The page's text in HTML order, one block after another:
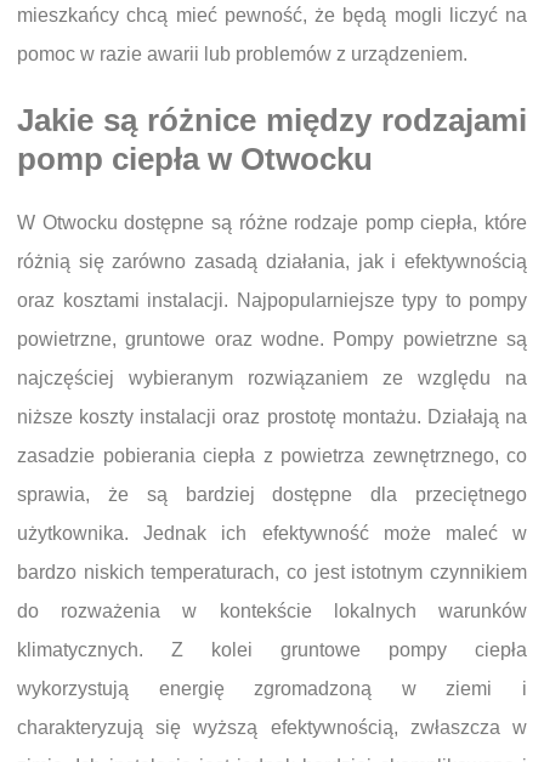
mieszkańcy chcą mieć pewność, że będą mogli liczyć na
pomoc w razie awarii lub problemów z urządzeniem.
Jakie są różnice między rodzajami
pomp ciepła w Otwocku
W Otwocku dostępne są różne rodzaje pomp ciepła, które
różnią się zarówno zasadą działania, jak i efektywnością
oraz kosztami instalacji. Najpopularniejsze typy to pompy
powietrzne, gruntowe oraz wodne. Pompy powietrzne są
najczęściej wybieranym rozwiązaniem ze względu na
niższe koszty instalacji oraz prostotę montażu. Działają na
zasadzie pobierania ciepła z powietrza zewnętrznego, co
sprawia, że są bardziej dostępne dla przeciętnego
użytkownika. Jednak ich efektywność może maleć w
bardzo niskich temperaturach, co jest istotnym czynnikiem
do rozważenia w kontekście lokalnych warunków
klimatycznych. Z kolei gruntowe pompy ciepła
wykorzystują energię zgromadzoną w ziemi i
charakteryzują się wyższą efektywnością, zwłaszcza w